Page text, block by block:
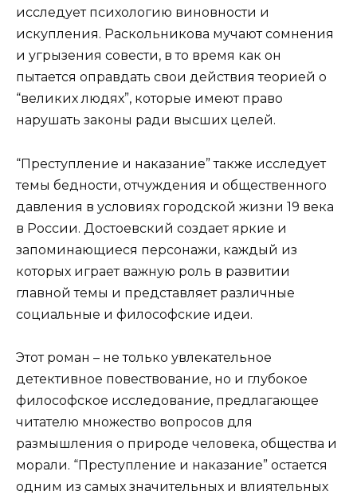
исследует психологию виновности и
искупления. Раскольникова мучают сомнения
и угрызения совести, в то время как он
пытается оправдать свои действия теорией о
“великих людях”, которые имеют право
нарушать законы ради высших целей.
“Преступление и наказание” также исследует
темы бедности, отчуждения и общественного
давления в условиях городской жизни 19 века
в России. Достоевский создает яркие и
запоминающиеся персонажи, каждый из
которых играет важную роль в развитии
главной темы и представляет различные
социальные и философские идеи.
Этот роман – не только увлекательное
детективное повествование, но и глубокое
философское исследование, предлагающее
читателю множество вопросов для
размышления о природе человека, общества и
морали. “Преступление и наказание” остается
одним из самых значительных и влиятельных